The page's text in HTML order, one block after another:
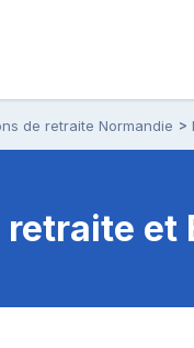
de retraite Normandie
et